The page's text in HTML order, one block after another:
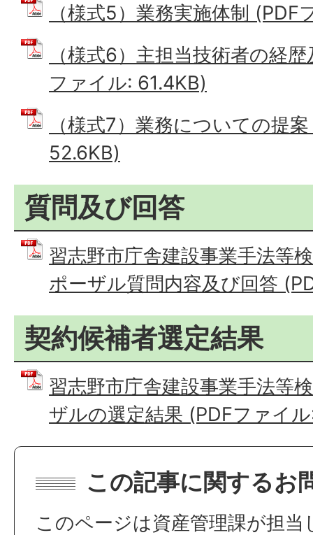
（様式5）業務実施体制 (PDF
（様式6）主担当技術者の経
ファイル: 61.4KB)
（様式7）業務についての提
52.6KB)
質問及び回答
習志野市庁舎建設事業手法等
ポーザル質問内容及び回答
契約候補者選定結果
習志野市庁舎建設事業手法等
ザルの選定結果 (PDFファイ
この記事に関するお
このページは資産管理課が担当